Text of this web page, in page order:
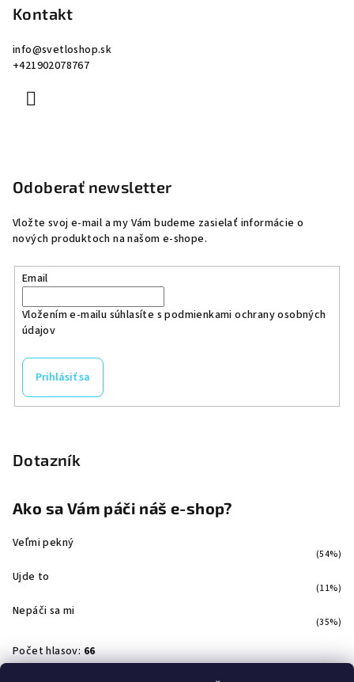
Kontakt
info@svetloshop.sk
+421902078767
Odoberať newsletter
Vložte svoj e-mail a my Vám budeme zasielať informácie o
nových produktoch na našom e-shope.
Email
Vložením e-mailu súhlasíte spodmienkami ochrany osobných
údajov
Prihlásiť sa
Dotazník
Ako sa Vám páči náš e-shop?
Veľmi pekný
(54%)
Ujde to
(11%)
Nepáči sa mi
(35%)
Počet hlasov: 66